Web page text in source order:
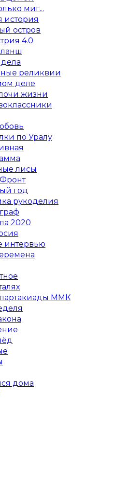
миг...
история
остров
4.0
реликвии
деле
жизни
по Уралу
лисы
год
рукоделия
2020
интервью
ММК
дома